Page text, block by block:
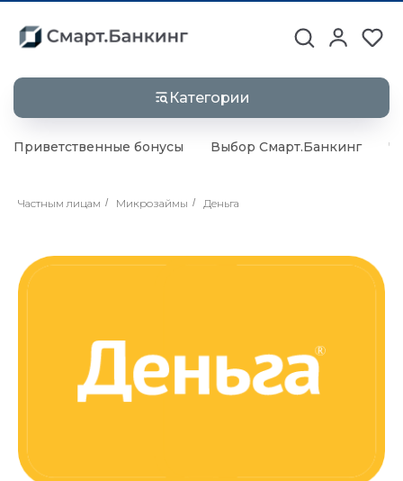
Категории
Приветственные бонусы Выбор Смарт.Банкинг
Частным лицам / Микрозаймы / Деньга